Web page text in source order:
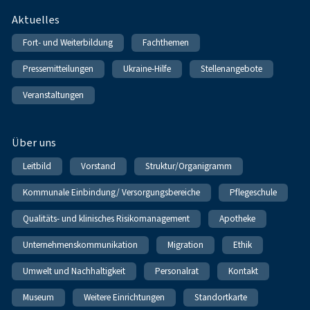
Fußnavigation
Aktuelles
Fort- und Weiterbildung Fachthemen
Pressemitteilungen Ukraine-Hilfe Stellenangebote
Veranstaltungen
Über uns
Leitbild Vorstand Struktur/Organigramm
Kommunale Einbindung/ Versorgungsbereiche Pflegeschule
Qualitäts- und klinisches Risikomanagement Apotheke
Unternehmenskommunikation Migration Ethik
Umwelt und Nachhaltigkeit Personalrat Kontakt
Museum Weitere Einrichtungen Standortkarte